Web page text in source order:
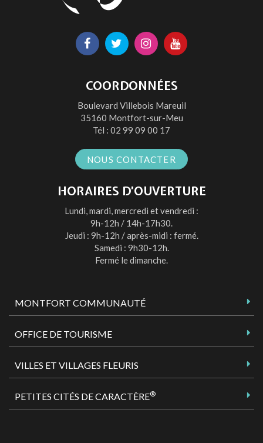
Lien
le
compte
Facebook
Lien
le
compte
Twitter
Lien
le
compte
Instagram
Lien
la
chaîne
Youtube
COORDONNÉES
Boulevard Villebois Mareuil
35160 Montfort-sur-Meu
Tél : 02 99 09 00 17
NOUS CONTACTER
HORAIRES D’OUVERTURE
Lundi, mardi, mercredi et vendredi :
9h-12h / 14h-17h30.
Jeudi : 9h-12h / après-midi : fermé.
Samedi : 9h30-12h.
Fermé le dimanche.
MONTFORT COMMUNAUTÉ
OFFICE DE TOURISME
VILLES ET VILLAGES FLEURIS
PETITES CITÉS DE CARACTÈRE®